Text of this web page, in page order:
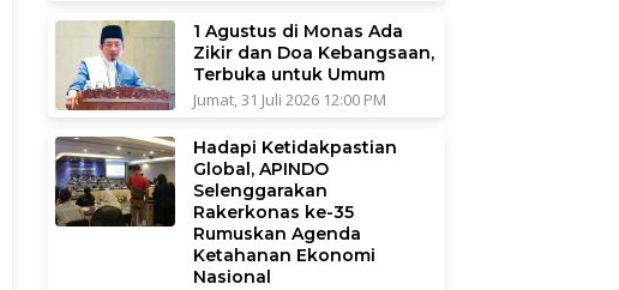
1 Agustus di Monas Ada
Zikir dan Doa Kebangsaan,
Terbuka untuk Umum
Jumat, 31 Juli 2026 12:00 PM
Hadapi Ketidakpastian
Global, APINDO
Selenggarakan
Rakerkonas ke-35
Rumuskan Agenda
Ketahanan Ekonomi
Nasional